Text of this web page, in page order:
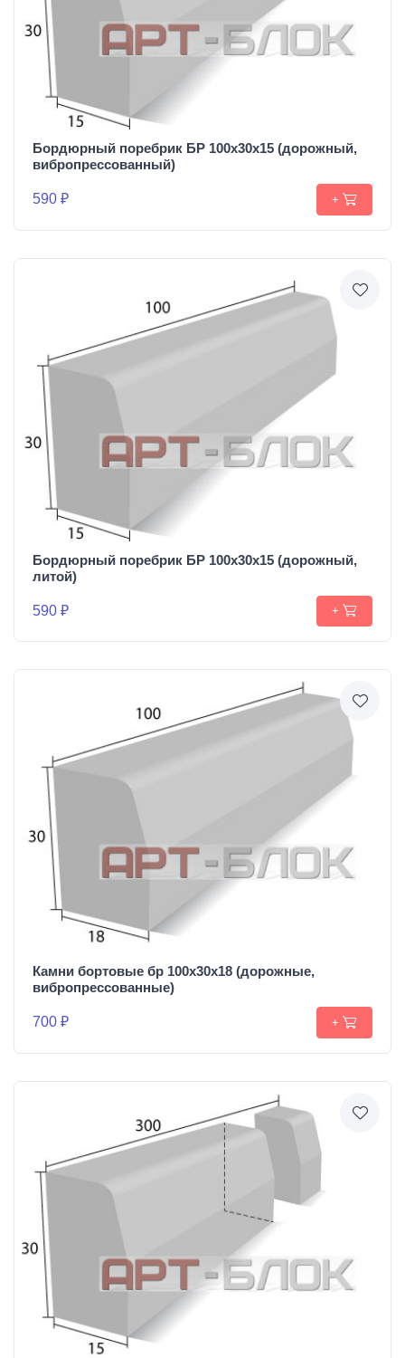
Бордюрный поребрик БР 100х30х15 (дорожный,
вибропрессованный)
590 ₽ +
Бордюрный поребрик БР 100х30х15 (дорожный,
литой)
590 ₽ +
Камни бортовые бр 100х30х18 (дорожные,
вибропрессованные)
700 ₽ +